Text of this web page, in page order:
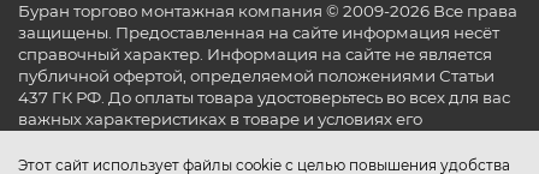
Этот сайт использует файлы cookie с целью повышения удобства
Буран торгово монтажная компания © 2009-2026 Все права
защищены. Предоставленная на сайте информация несёт
справочный характер. Информация на сайте не является
публичной офертой, определяемой положениями Статьи
437 ГК РФ. До оплаты товара удостоверьтесь во всех для вас
важных характеристиках в товаре и условиях его